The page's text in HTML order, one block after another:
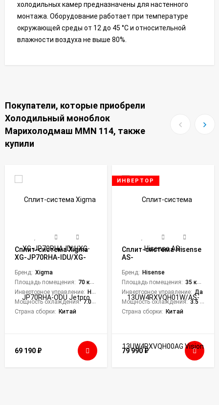
холодильных камер предназначены для настенного
монтажа. Оборудование работает при температуре
окружающей среды от 12 до 45 °С и относительной
влажности воздуха не выше 80%.
Покупатели, которые приобрели
Холодильный моноблок
Марихолодмаш MMN 114, также
купили
Сплит-система Xigma
XG-JP70RHA-IDU/XG-
Бренд: Xigma
Площадь помещения: 70 кв. м.
Инверторное управление: Нет
Мощность охлаждения: 7.05 кВт
Страна сборки: Китай
69 190 ₽
ИНВЕРТОР
Сплит-система Hisense
AS-
13UW4RXVQH00AG
Vision Pro Superior DC
Inverter
Бренд: Hisense
Площадь помещения: 35 кв. м.
Инверторное управление: Да
Мощность охлаждения: 3.5 кВт
Страна сборки: Китай
79 990₽